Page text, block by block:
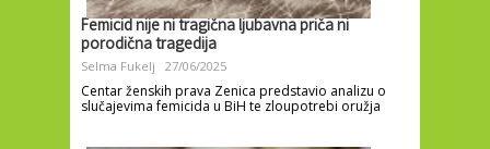
Femicid nije ni tragična ljubavna priča ni
porodična tragedija
Selma Fukelj 27/06/2025
Centar ženskih prava Zenica predstavio analizu o
slučajevima femicida u BiH te zloupotrebi oružja